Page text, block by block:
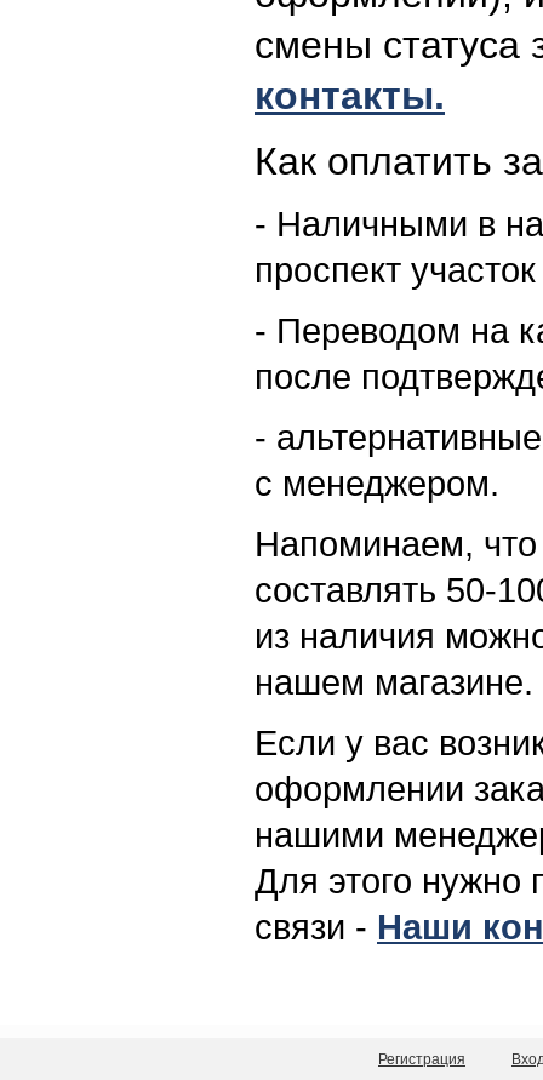
смены статуса
контакты.
Как оплатить
- Наличными в
проспект
- Переводом на
после
-
с менеджером.
Напоминаем, что
составлять 50-
из наличия
нашем магазине.
Если у вас
оформлении
нашими
Для этого нужно
связи - Наши
Регистрация